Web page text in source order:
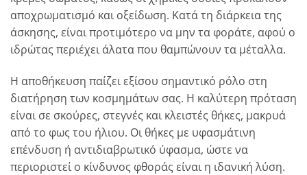
αποχρωματισμό και οξείδωση. Κατά τη διάρκεια της
άσκησης, είναι προτιμότερο να μην τα φοράτε, αφού ο
ιδρώτας περιέχει άλατα που θαμπώνουν τα μέταλλα.
Η αποθήκευση παίζει εξίσου σημαντικό ρόλο στη
διατήρηση των κοσμημάτων σας. Η καλύτερη πρόταση
είναι σε σκούρες, στεγνές και κλειστές θήκες, μακρυά
από το φως του ήλιου. Οι θήκες με υφασμάτινη
επένδυση ή αντιδιαβρωτικό ύφασμα, ώστε να
περιοριστεί ο κίνδυνος φθοράς είναι η ιδανική λύση.